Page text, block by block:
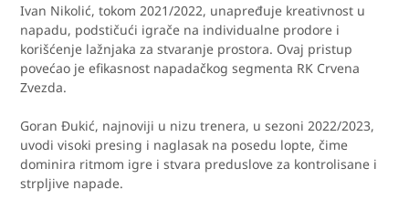
Ivan Nikolić, tokom 2021/2022, unapređuje kreativnost u
napadu, podstičući igrače na individualne prodore i
korišćenje lažnjaka za stvaranje prostora. Ovaj pristup
povećao je efikasnost napadačkog segmenta RK Crvena
Zvezda.
Goran Đukić, najnoviji u nizu trenera, u sezoni 2022/2023,
uvodi visoki presing i naglasak na posedu lopte, čime
dominira ritmom igre i stvara preduslove za kontrolisane i
strpljive napade.